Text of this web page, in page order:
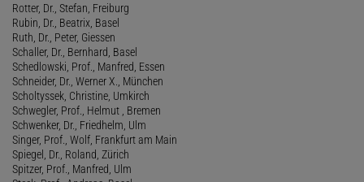
Rotter, Dr., Stefan, Freiburg
Rubin, Dr., Beatrix, Basel
Ruth, Dr., Peter, Giessen
Schaller, Dr., Bernhard, Basel
Schedlowski, Prof., Manfred, Essen
Schneider, Dr., Werner X., München
Scholtyssek, Christine, Umkirch
Schwegler, Prof., Helmut , Bremen
Schwenker, Dr., Friedhelm, Ulm
Singer, Prof., Wolf, Frankfurt am Main
Spiegel, Dr., Roland, Zürich
Spitzer, Prof., Manfred, Ulm